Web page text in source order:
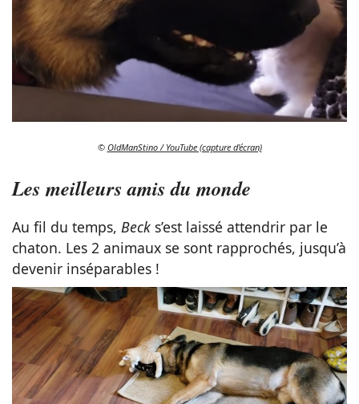
© OldManStino / YouTube (capture d'écran)
Les meilleurs amis du monde
Au fil du temps, Beck s’est laissé attendrir par le
chaton. Les 2 animaux se sont rapprochés, jusqu’à
devenir inséparables !